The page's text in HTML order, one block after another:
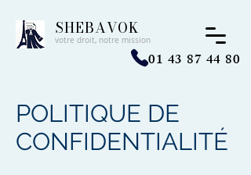
SHEBAVOK
votre droit, notre mission
01 43 87 44 80
POLITIQUE DE
CONFIDENTIALITÉ